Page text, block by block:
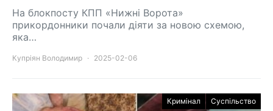
На блокпосту КПП «Нижні Ворота»
прикордонники почали діяти за новою схемою,
яка…
Купріян Володимир 2025-02-06
Кримінал Суспільство